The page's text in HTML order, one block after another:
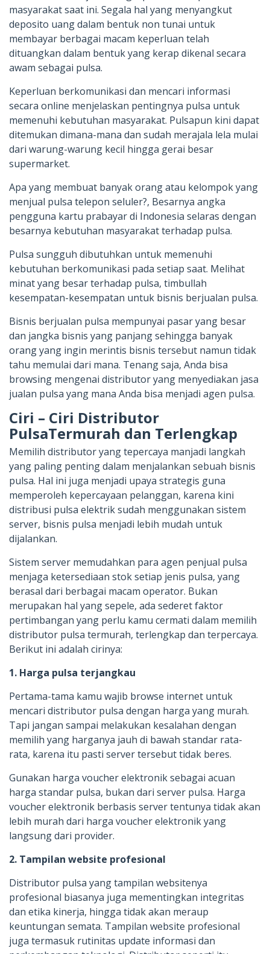
masyarakat saat ini. Segala hal yang menyangkut
deposito uang dalam bentuk non tunai untuk
membayar berbagai macam keperluan telah
dituangkan dalam bentuk yang kerap dikenal secara
awam sebagai pulsa.
Keperluan berkomunikasi dan mencari informasi
secara online menjelaskan pentingnya pulsa untuk
memenuhi kebutuhan masyarakat. Pulsapun kini dapat
ditemukan dimana-mana dan sudah merajala lela mulai
dari warung-warung kecil hingga gerai besar
supermarket.
Apa yang membuat banyak orang atau kelompok yang
menjual pulsa telepon seluler?, Besarnya angka
pengguna kartu prabayar di Indonesia selaras dengan
besarnya kebutuhan masyarakat terhadap pulsa.
Pulsa sungguh dibutuhkan untuk memenuhi
kebutuhan berkomunikasi pada setiap saat. Melihat
minat yang besar terhadap pulsa, timbullah
kesempatan-kesempatan untuk bisnis berjualan pulsa.
Bisnis berjualan pulsa mempunyai pasar yang besar
dan jangka bisnis yang panjang sehingga banyak
orang yang ingin merintis bisnis tersebut namun tidak
tahu memulai dari mana. Tenang saja, Anda bisa
browsing mengenai distributor yang menyediakan jasa
jualan pulsa yang mana Anda bisa menjadi agen pulsa.
Ciri – Ciri Distributor
PulsaTermurah dan Terlengkap
Memilih distributor yang tepercaya manjadi langkah
yang paling penting dalam menjalankan sebuah bisnis
pulsa. Hal ini juga menjadi upaya strategis guna
memperoleh kepercayaan pelanggan, karena kini
distribusi pulsa elektrik sudah menggunakan sistem
server, bisnis pulsa menjadi lebih mudah untuk
dijalankan.
Sistem server memudahkan para agen penjual pulsa
menjaga ketersediaan stok setiap jenis pulsa, yang
berasal dari berbagai macam operator. Bukan
merupakan hal yang sepele, ada sederet faktor
pertimbangan yang perlu kamu cermati dalam memilih
distributor pulsa termurah, terlengkap dan terpercaya.
Berikut ini adalah cirinya:
1. Harga pulsa terjangkau
Pertama-tama kamu wajib browse internet untuk
mencari distributor pulsa dengan harga yang murah.
Tapi jangan sampai melakukan kesalahan dengan
memilih yang harganya jauh di bawah standar rata-
rata, karena itu pasti server tersebut tidak beres.
Gunakan harga voucher elektronik sebagai acuan
harga standar pulsa, bukan dari server pulsa. Harga
voucher elektronik berbasis server tentunya tidak akan
lebih murah dari harga voucher elektronik yang
langsung dari provider.
2. Tampilan website profesional
Distributor pulsa yang tampilan websitenya
profesional biasanya juga mementingkan integritas
dan etika kinerja, hingga tidak akan meraup
keuntungan semata. Tampilan website profesional
juga termasuk rutinitas update informasi dan